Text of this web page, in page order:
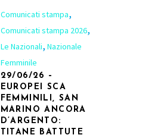
Comunicati stampa,
Comunicati stampa 2026,
Le Nazionali, Nazionale
Femminile
29/06/26 –
EUROPEI SCA
FEMMINILI, SAN
MARINO ANCORA
D’ARGENTO:
TITANE BATTUTE